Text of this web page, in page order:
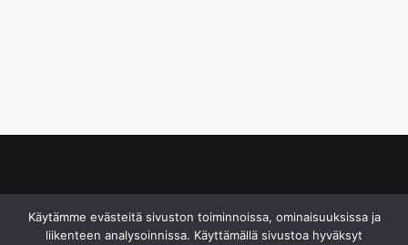
Käytämme evästeitä sivuston toiminnoissa, ominaisuuksissa ja
liikenteen analysoinnissa. Käyttämällä sivustoa hyväksyt